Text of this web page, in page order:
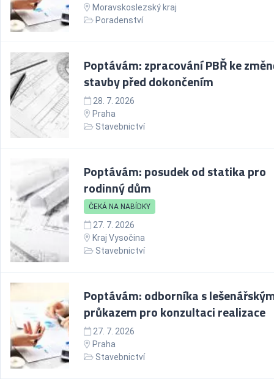
Moravskoslezský kraj
Poradenství
Poptávám: zpracování PBŘ ke
stavby před dokončením
28. 7. 2026
Praha
Stavebnictví
Poptávám: posudek od statika pro
rodinný dům
ČEKÁ NA NABÍDKY
27. 7. 2026
Kraj Vysočina
Stavebnictví
Poptávám: odborníka s
průkazem pro konzultaci realizace
27. 7. 2026
Praha
Stavebnictví